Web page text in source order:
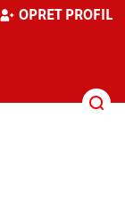
OPRET PROFIL